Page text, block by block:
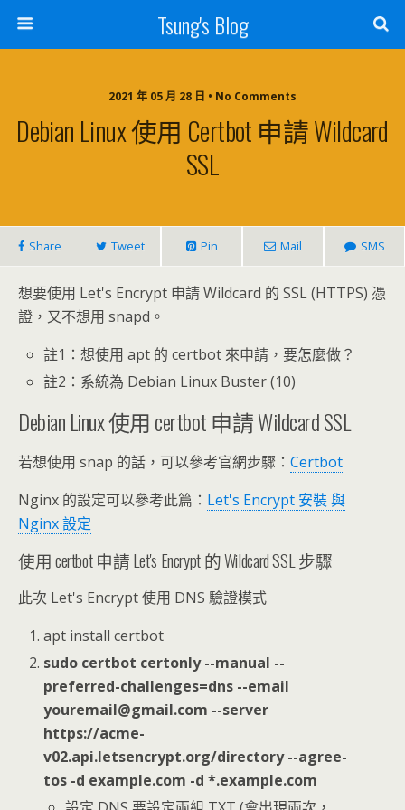
Tsung's Blog
2021 年 05 月 28 日 • No Comments
Debian Linux 使用 Certbot 申請 Wildcard
SSL
Share Tweet Pin Mail SMS
想要使用 Let's Encrypt 申請 Wildcard 的 SSL (HTTPS) 憑
證，又不想用 snapd。
註1：想使用 apt 的 certbot 來申請，要怎麼做？
註2：系統為 Debian Linux Buster (10)
Debian Linux 使用 certbot 申請 Wildcard SSL
若想使用 snap 的話，可以參考官網步驟： Certbot
Nginx 的設定可以參考此篇： Let's Encrypt 安裝 與
Nginx 設定
使用 certbot 申請 Let's Encrypt 的 Wildcard SSL 步驟
此次 Let's Encrypt 使用 DNS 驗證模式
apt install certbot
sudo certbot certonly --manual --
preferred-challenges=dns --email
youremail@gmail.com --server
https://acme-
v02.api.letsencrypt.org/directory --agree-
tos -d example.com -d *.example.com